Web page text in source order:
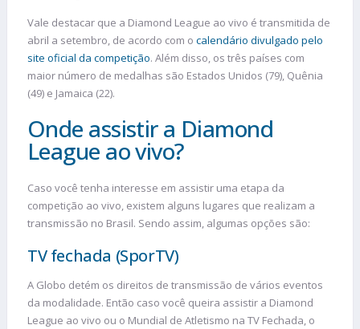
Vale destacar que a Diamond League ao vivo é transmitida de
abril a setembro, de acordo com o calendário divulgado pelo
site oficial da competição. Além disso, os três países com
maior número de medalhas são Estados Unidos (79), Quênia
(49) e Jamaica (22).
Onde assistir a Diamond
League ao vivo?
Caso você tenha interesse em assistir uma etapa da
competição ao vivo, existem alguns lugares que realizam a
transmissão no Brasil. Sendo assim, algumas opções são:
TV fechada (SporTV)
A Globo detém os direitos de transmissão de vários eventos
da modalidade. Então caso você queira assistir a Diamond
League ao vivo ou o Mundial de Atletismo na TV Fechada, o